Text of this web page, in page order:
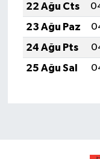
22 Ağu Cts
23 Ağu Paz
24 Ağu Pts
25 Ağu Sal